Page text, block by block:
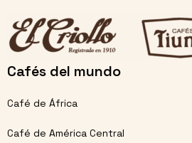
Cafés del mundo
Café de África
Café de América Central